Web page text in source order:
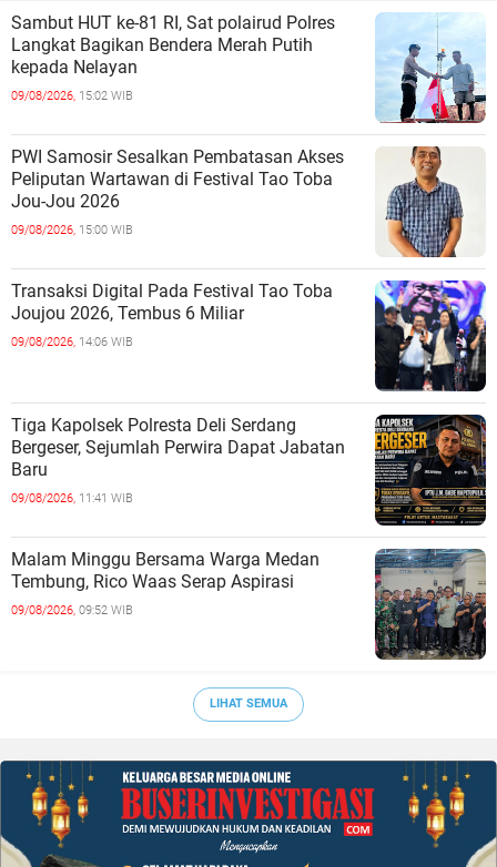
Sambut HUT ke-81 RI, Sat polairud Polres
Langkat Bagikan Bendera Merah Putih
kepada Nelayan
09/08/2026, 15:02 WIB
PWI Samosir Sesalkan Pembatasan Akses
Peliputan Wartawan di Festival Tao Toba
Jou-Jou 2026
09/08/2026, 15:00 WIB
Transaksi Digital Pada Festival Tao Toba
Joujou 2026, Tembus 6 Miliar
09/08/2026, 14:06 WIB
Tiga Kapolsek Polresta Deli Serdang
Bergeser, Sejumlah Perwira Dapat Jabatan
Baru
09/08/2026, 11:41 WIB
Malam Minggu Bersama Warga Medan
Tembung, Rico Waas Serap Aspirasi
09/08/2026, 09:52 WIB
LIHAT SEMUA